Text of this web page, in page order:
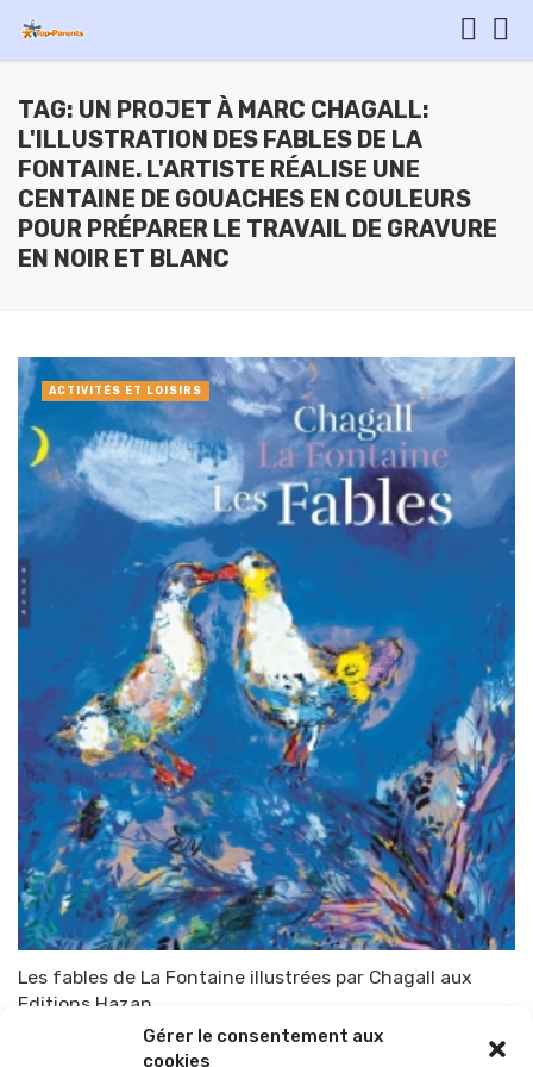
Gérer le consentement aux
cookies
TAG: UN PROJET À MARC CHAGALL:
L'ILLUSTRATION DES FABLES DE LA
FONTAINE. L'ARTISTE RÉALISE UNE
CENTAINE DE GOUACHES EN COULEURS
POUR PRÉPARER LE TRAVAIL DE GRAVURE
EN NOIR ET BLANC
Les fables de La Fontaine illustrées par Chagall aux
Editions Hazan
TOP-PARENTS 17 septembre 2023
ACTIVITÉS ET LOISIRS